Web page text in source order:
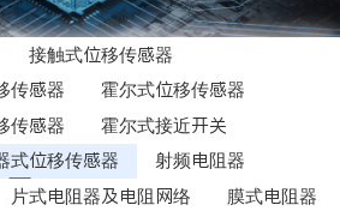
接触式位移传感器
传感器
霍尔式位移传感器
传感器
霍尔式接近开关
式位移传感器
射频电阻器
片式电阻器及电阻网络
膜式电阻器